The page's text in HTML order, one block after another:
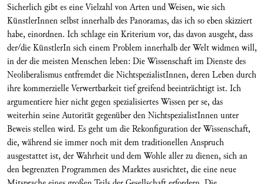
Sicherlich gibt es eine Vielzahl von Arten und Weisen, wie sich
KünstlerInnen selbst innerhalb des Panoramas, das ich so eben skizziert
habe, einordnen. Ich schlage ein Kriterium vor, das davon ausgeht, dass
der/die KünstlerIn sich einem Problem innerhalb der Welt widmen will,
in der die meisten Menschen leben: Die Wissenschaft im Dienste des
Neoliberalismus entfremdet die NichtspezialistInnen, deren Leben durch
ihre kommerzielle Verwertbarkeit tief greifend beeinträchtigt ist. Ich
argumentiere hier nicht gegen spezialisiertes Wissen per se, das
weiterhin seine Autorität gegenüber den NichtspezialistInnen unter
Beweis stellen wird. Es geht um die Rekonfiguration der Wissenschaft,
die, während sie immer noch mit dem traditionellen Anspruch
ausgestattet ist, der Wahrheit und dem Wohle aller zu dienen, sich an
den begrenzten Programmen des Marktes ausrichtet, die eine neue